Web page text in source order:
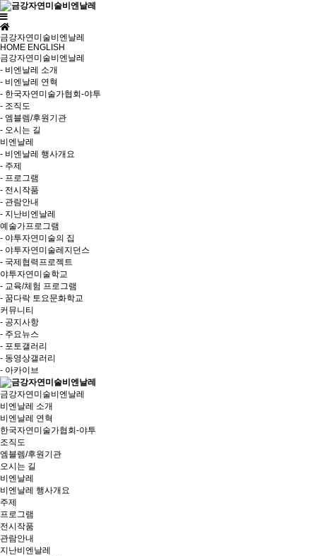
금강자연미술비엔날레
HOME ENGLISH
금강자연미술비엔날레
- 비엔날레 소개
- 비엔날레 연혁
- 한국자연미술가협회-야투
- 조직도
- 엠블렘/후원기관
- 오시는 길
비엔날레
- 비엔날레 행사개요
- 주제
- 프로그램
- 전시작품
- 관람안내
- 지난비엔날레
예술가프로그램
- 야투자연미술의 집
- 야투자연미술레지던스
- 국제협력프로젝트
야투자연미술학교
- 교육/체험 프로그램
- 꿈다락 토요문화학교
커뮤니티
- 공지사항
- 주요뉴스
- 포토갤러리
- 동영상갤러리
- 아카이브
금강자연미술비엔날레
비엔날레 소개
비엔날레 연혁
한국자연미술가협회-야투
조직도
엠블렘/후원기관
오시는 길
비엔날레
비엔날레 행사개요
주제
프로그램
전시작품
관람안내
지난비엔날레